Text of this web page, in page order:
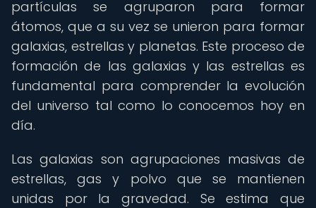
partículas se agruparon para formar
átomos, que a su vez se unieron para formar
galaxias, estrellas y planetas. Este proceso de
formación de las galaxias y las estrellas es
fundamental para comprender la evolución
del universo tal como lo conocemos hoy en
día.
Las galaxias son agrupaciones masivas de
estrellas, gas y polvo que se mantienen
unidas por la gravedad. Se estima que